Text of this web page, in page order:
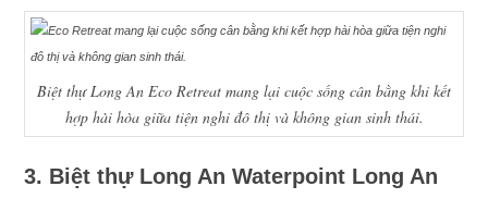
Biệt thự Long An Eco Retreat mang lại cuộc sống cân bằng khi kết
hợp hài hòa giữa tiện nghi đô thị và không gian sinh thái.
3. Biệt thự Long An Waterpoint Long An